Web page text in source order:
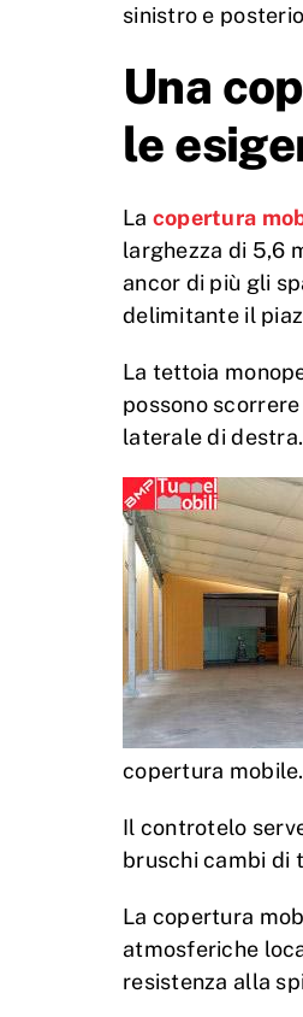
sinistro e
Una
le
La copertura
larghezza di 5,6
ancor di più gli
delimitante il
La tettoia
possono
laterale di destra.
copertura
Il controtelo
bruschi cambi di
La copertura
atmosferiche
resistenza alla